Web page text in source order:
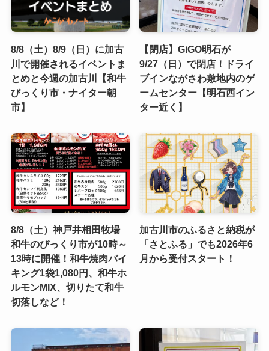
8/8（土）8/9（日）に加古
川で開催されるイベントま
とめと今週の加古川【和牛
びっくり市・ナイター朝
市】
【閉店】GiGO明石が
9/27（日）で閉店！ドライ
ブインながさわ敷地内のゲ
ームセンター【明石西イン
ター近く】
8/8（土）神戸井相田牧場
和牛のびっくり市が10時～
13時に開催！和牛焼肉バイ
キング1袋1,080円、和牛ホ
ルモンMIX、切りたて和牛
切落しなど！
加古川市のふるさと納税が
「さとふる」でも2026年6
月から受付スタート！